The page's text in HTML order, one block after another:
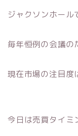
ジャクソンホール
毎年恒例の会議の
現在市場の注目度
今日は売買タイミ